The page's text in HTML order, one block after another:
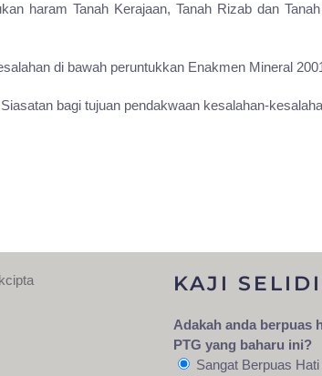
haram Tanah Kerajaan, Tanah Rizab dan
di bawah peruntukkan Enakmen Mineral
bagi tujuan pendakwaan kesalahan-
KAJI
Adakah anda berpuas
PTG yang baharu ini?
Sangat Berpuas Hati